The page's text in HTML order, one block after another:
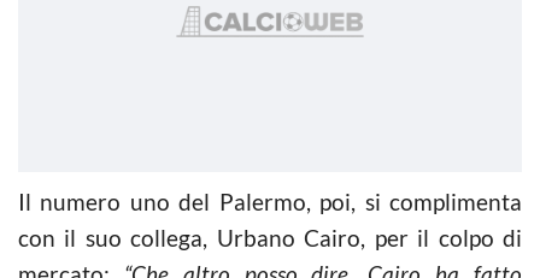
Il numero uno del Palermo, poi, si complimenta
con il suo collega, Urbano Cairo, per il colpo di